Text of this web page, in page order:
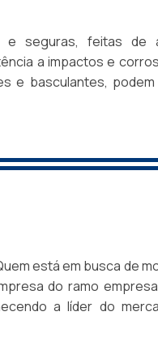
o laminado oferece
desejada.
a reduzir o ruído entre
resistir a impactos e,
e seguras, feitas de
a impactos e
e basculantes, podem
armazéns e
do ramo
a líder do
com produtos de